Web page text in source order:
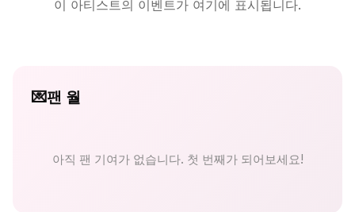
이 아티스트의 이벤트가 여기에 표시됩니다.
💌팬 월
아직 팬 기여가 없습니다. 첫 번째가 되어보세요!